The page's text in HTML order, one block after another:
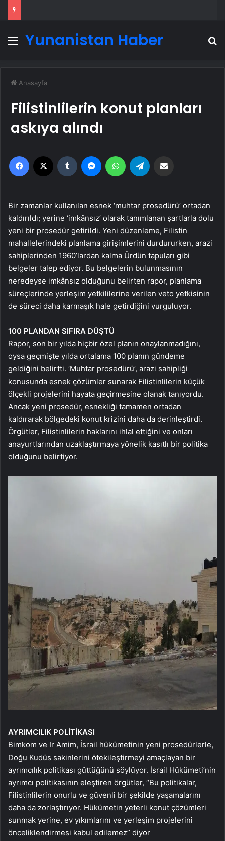
Menü
Yunanistan Haber
Anasayfa
Filistinlilerin konut planları
askıya alındı
Facebook Tumblr MessengerWhatsApp
Bir zamanlar kullanılan esnek ‘muhtar prosedürü’ ortadan
kaldırıldı; yerine ‘imkânsız’ olarak tanımlanan şartlarla dolu
yeni bir prosedür getirildi. Yeni düzenleme, Filistin
mahallelerindeki planlama girişimlerini durdururken, arazi
sahiplerinden 1960’lardan kalma Ürdün tapuları gibi
belgeler talep ediyor. Bu belgelerin bulunmasının
neredeyse imkânsız olduğunu belirten rapor, planlama
süreçlerinde yerleşim yetkililerine verilen veto yetkisinin
de süreci daha karmaşık hale getirdiğini vurguluyor.
100 PLANDAN SIFIRA DÜŞTÜ
Rapor, son bir yılda hiçbir özel planın onaylanmadığını,
oysa geçmişte yılda ortalama 100 planın gündeme
geldiğini belirtti. ‘Muhtar prosedürü’, arazi sahipliği
konusunda esnek çözümler sunarak Filistinlilerin küçük
ölçekli projelerini hayata geçirmesine olanak tanıyordu.
Ancak yeni prosedür, esnekliği tamamen ortadan
kaldırarak bölgedeki konut krizini daha da derinleştirdi.
Örgütler, Filistinlilerin haklarını ihlal ettiğini ve onları
anayurtlarından uzaklaştırmaya yönelik kasıtlı bir politika
olduğunu belirtiyor.
AYRIMCILIK POLİTİKASI
Bimkom ve Ir Amim, İsrail hükümetinin yeni prosedürlerle,
Doğu Kudüs sakinlerini ötekileştirmeyi amaçlayan bir
ayrımcılık politikası güttüğünü söylüyor. İsrail Hükümeti’nin
ayrımcı politikasının eleştiren örgütler, “Bu politikalar,
Filistinlilerin onurlu ve güvenli bir şekilde yaşamalarını
daha da zorlaştırıyor. Hükümetin yeterli konut çözümleri
sunmak yerine, ev yıkımlarını ve yerleşim projelerini
önceliklendirmesi kabul edilemez” diyor